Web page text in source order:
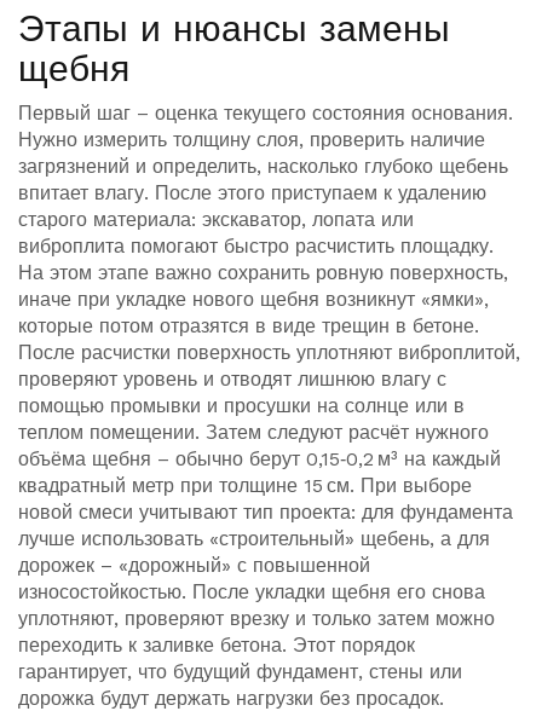
Этапы и нюансы замены
щебня
Первый шаг – оценка текущего состояния основания.
Нужно измерить толщину слоя, проверить наличие
загрязнений и определить, насколько глубоко щебень
впитает влагу. После этого приступаем к удалению
старого материала: экскаватор, лопата или
виброплита помогают быстро расчистить площадку.
На этом этапе важно сохранить ровную поверхность,
иначе при укладке нового щебня возникнут «ямки»,
которые потом отразятся в виде трещин в бетоне.
После расчистки поверхность уплотняют виброплитой,
проверяют уровень и отводят лишнюю влагу с
помощью промывки и просушки на солнце или в
теплом помещении. Затем следуют расчёт нужного
объёма щебня – обычно берут 0,15‑0,2 м³ на каждый
квадратный метр при толщине 15 см. При выборе
новой смеси учитывают тип проекта: для фундамента
лучше использовать «строительный» щебень, а для
дорожек – «дорожный» с повышенной
износостойкостью. После укладки щебня его снова
уплотняют, проверяют врезку и только затем можно
переходить к заливке бетона. Этот порядок
гарантирует, что будущий фундамент, стены или
дорожка будут держать нагрузки без просадок.